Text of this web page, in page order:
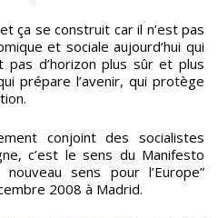
ça se construit car il n’est pas
et sociale aujourd’hui qui
pas d’horizon plus sûr et plus
prépare l’avenir, qui protège
conjoint des socialistes
c’est le sens du Manifesto
sens pour l’Europe”
2008 à Madrid.